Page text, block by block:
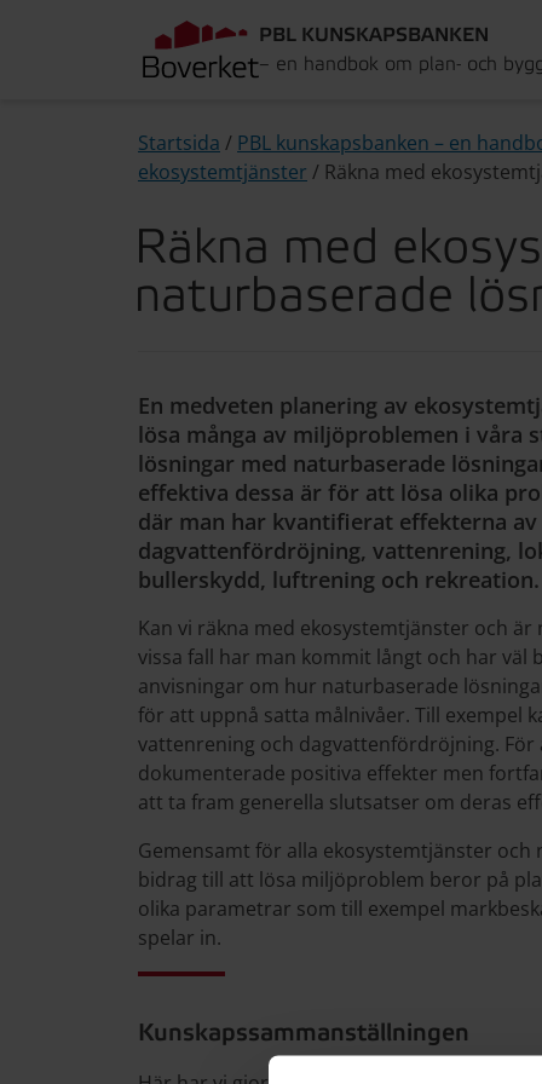
PBL KUNSKAPSBANKEN
– en handbok om plan- och
Startsida / PBL kunskapsbanken – en
ekosystemtjänster / Räkna med
Räkna med
naturbaserade
En medveten planering av
lösa många av miljöproblemen i våra
lösningar med naturbaserade
effektiva dessa är för att lösa olika
där man har kvantifierat effekterna
dagvattenfördröjning, vattenrening,
bullerskydd, luftrening och rekreation.
Kan vi räkna med ekosystemtjänster och
vissa fall har man kommit långt och har väl
anvisningar om hur naturbaserade
för att uppnå satta målnivåer. Till exempel
vattenrening och dagvattenfördröjning.
dokumenterade positiva effekter men
att ta fram generella slutsatser om deras
Gemensamt för alla ekosystemtjänster
bidrag till att lösa miljöproblem beror på
olika parametrar som till exempel
spelar in.
Kunskapssammanställningen